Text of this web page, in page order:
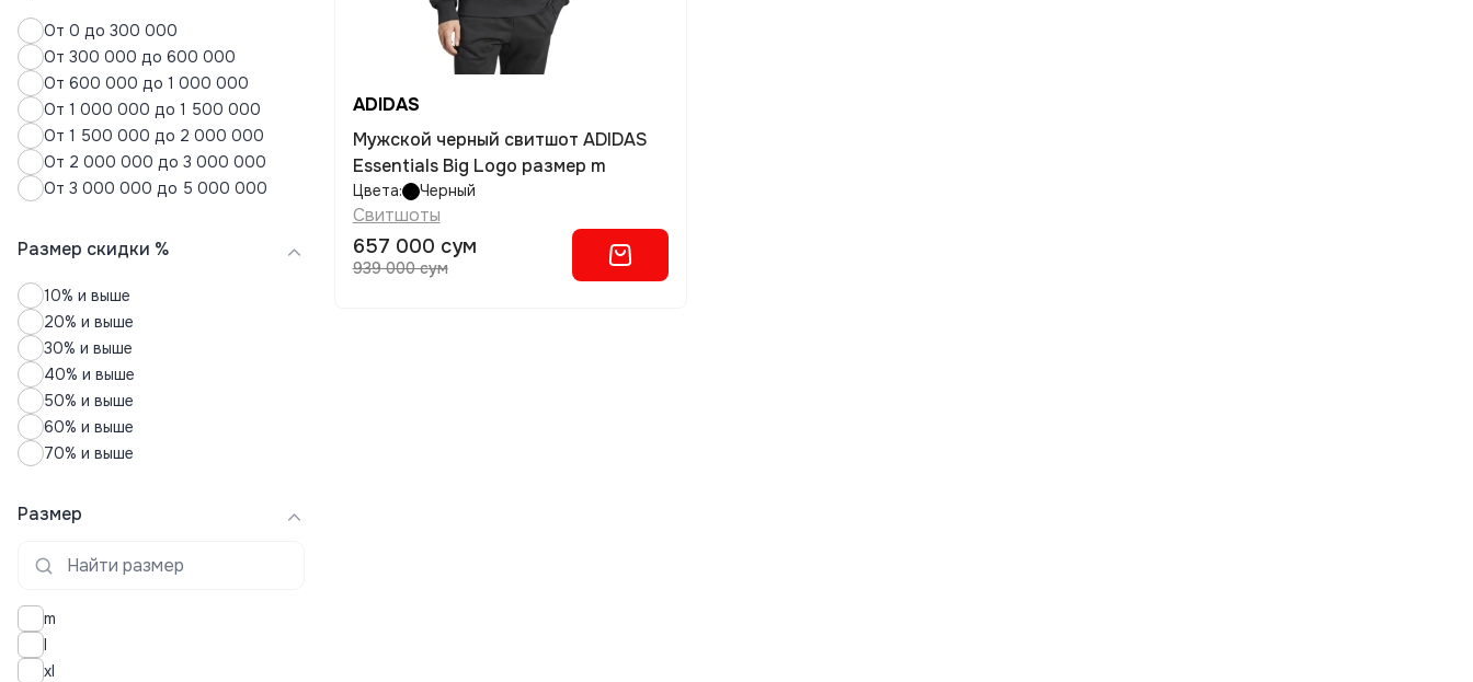
Футболки
Хиджабы
Худи
Шорты
Юбки
От 0 до 300 000
От 300 000 до 600 000
От 600 000 до 1 000 000
От 1 000 000 до 1 500 000
От 1 500 000 до 2 000 000
От 2 000 000 до 3 000 000
От 3 000 000 до 5 000 000
Размер скидки %
10% и выше
20% и выше
30% и выше
40% и выше
50% и выше
60% и выше
70% и выше
Размер
m
l
xl
ADIDAS
Мужской черный свитшот ADIDAS
Essentials Big Logo размер m
Цвета: Черный
Свитшоты
657 000 сум
939 000 сум